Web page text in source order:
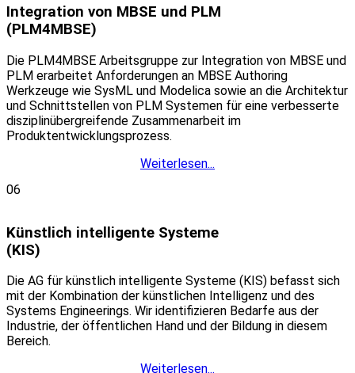
Integration von MBSE und PLM
(PLM4MBSE)
Die PLM4MBSE Arbeitsgruppe zur Integration von MBSE und
PLM erarbeitet Anforderungen an MBSE Authoring
Werkzeuge wie SysML und Modelica sowie an die Architektur
und Schnittstellen von PLM Systemen für eine verbesserte
disziplinübergreifende Zusammenarbeit im
Produktentwicklungsprozess.
Weiterlesen...
06
Künstlich intelligente Systeme
(KIS)
Die AG für künstlich intelligente Systeme (KIS) befasst sich
mit der Kombination der künstlichen Intelligenz und des
Systems Engineerings. Wir identifizieren Bedarfe aus der
Industrie, der öffentlichen Hand und der Bildung in diesem
Bereich.
Weiterlesen...